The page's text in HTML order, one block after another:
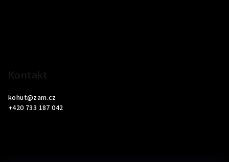
kohut@zam.cz
+420 733 187 042